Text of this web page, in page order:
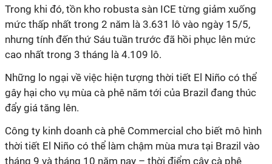
Trong khi đó, tồn kho robusta sàn ICE từng giảm xuống
mức thấp nhất trong 2 năm là 3.631 lô vào ngày 15/5,
nhưng tính đến thứ Sáu tuần trước đã hồi phục lên mức
cao nhất trong 3 tháng là 4.109 lô.
Những lo ngại về việc hiện tượng thời tiết El Niño có thể
gây hại cho vụ mùa cà phê năm tới của Brazil đang thúc
đẩy giá tăng lên.
Công ty kinh doanh cà phê Commercial cho biết mô hình
thời tiết El Niño có thể làm chậm mùa mưa tại Brazil vào
tháng 9 và tháng 10 năm nay – thời điểm cây cà phê